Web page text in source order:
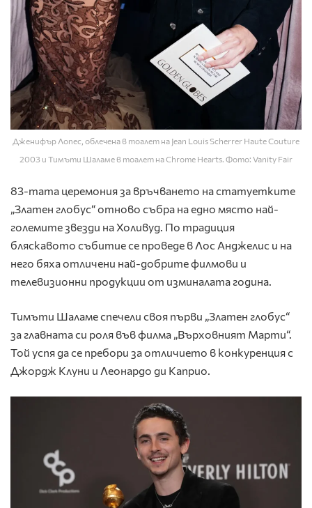
Дженифър Лопес, облечена в тоалет на Jean Louis Scherrer Haute Couture
2003 и Тимъти Шаламе в тоалет на Chrome Hearts. Фото: Vanity Fair
83-тата церемония за връчването на статуетките
„Златен глобус“ отново събра на едно място най-
големите звезди на Холивуд. По традиция
бляскавото събитие се проведе в Лос Анджелис и на
него бяха отличени най-добрите филмови и
телевизионни продукции от изминалата година.
Тимъти Шаламе спечели своя първи „Златен глобус“
за главната си роля във филма „Върховният Марти“.
Той успя да се пребори за отличието в конкуренция с
Джордж Клуни и Леонардо ди Каприо.